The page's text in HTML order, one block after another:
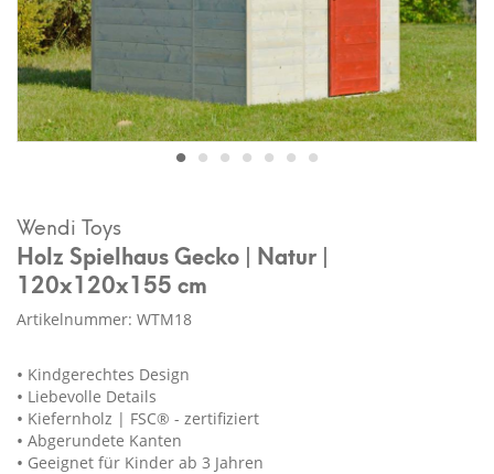
Wendi Toys
Holz Spielhaus Gecko | Natur |
120x120x155 cm
Artikelnummer: WTM18
Kindgerechtes Design
Liebevolle Details
Kiefernholz | FSC® - zertifiziert
Abgerundete Kanten
Geeignet für Kinder ab 3 Jahren